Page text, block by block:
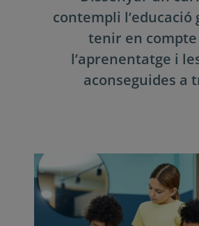
contempli l’educació
tenir en
l’aprenentatge i
aconseguides a